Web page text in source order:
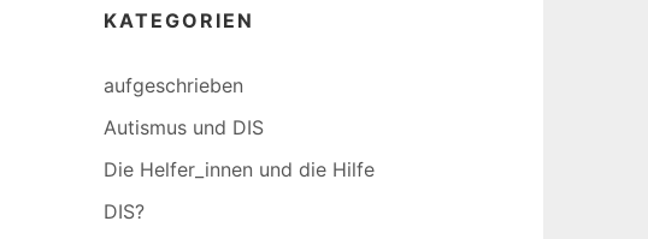
KATEGORIEN
aufgeschrieben
Autismus und DIS
Die Helfer_innen und die Hilfe
DIS?